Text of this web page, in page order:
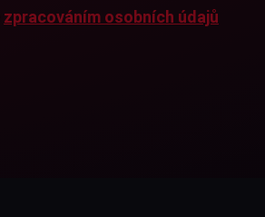
zpracováním osobních údajů